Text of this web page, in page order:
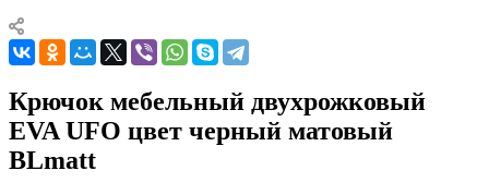
Крючок мебельный двухрожковый
EVA UFO цвет черный матовый
BLmatt